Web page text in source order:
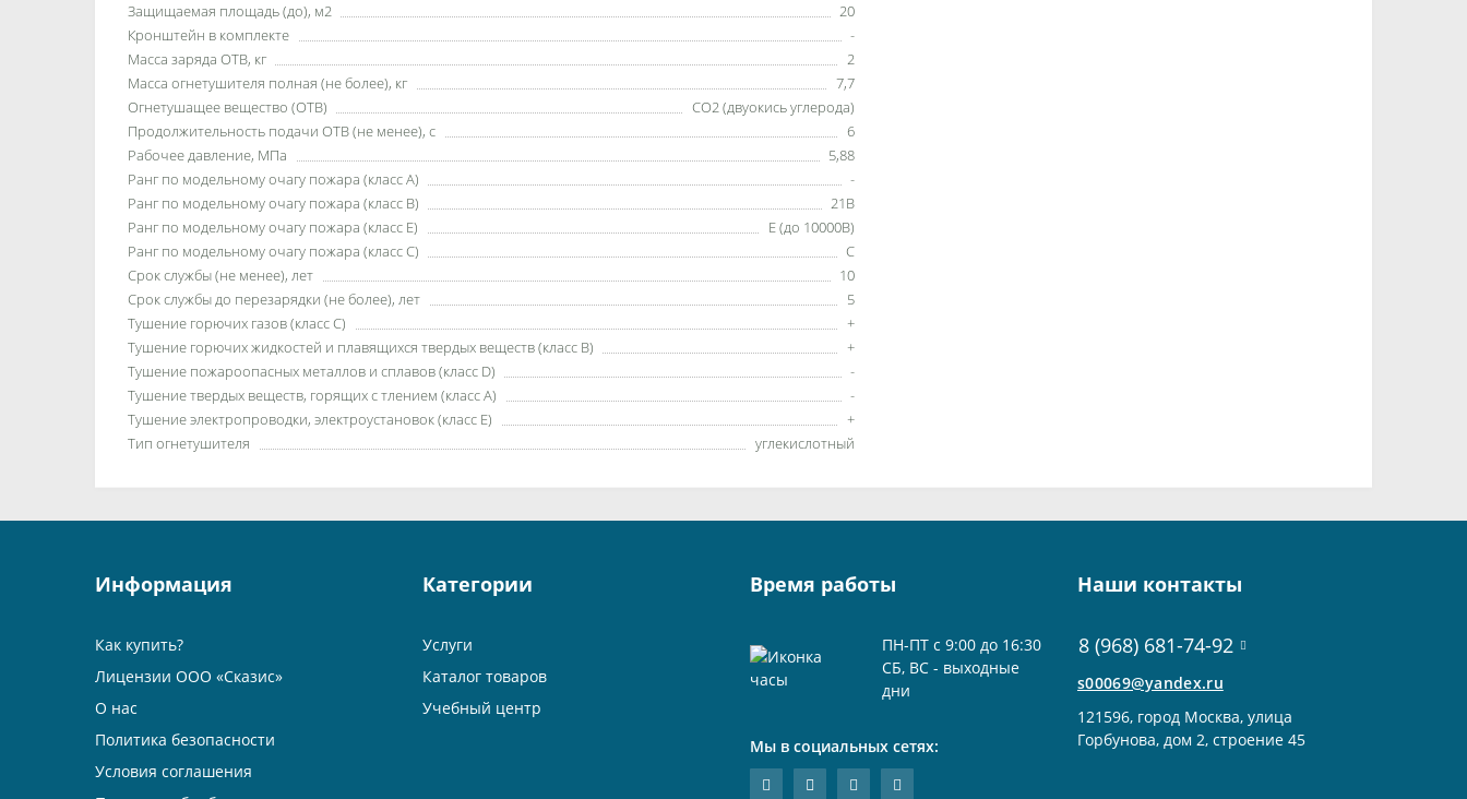
Защищаемая площадь (до), м2
20
Кронштейн в комплекте
-
Масса заряда ОТВ, кг
2
Масса огнетушителя полная (не более), кг
7,7
Огнетушащее вещество (ОТВ)
СО2 (двуокись углерода)
Продолжительность подачи ОТВ (не менее), с
6
Рабочее давление, МПа
5,88
Ранг по модельному очагу пожара (класс А)
-
Ранг по модельному очагу пожара (класс В)
21В
Ранг по модельному очагу пожара (класс Е)
E (до 10000В)
Ранг по модельному очагу пожара (класс С)
С
Срок службы (не менее), лет
10
Срок службы до перезарядки (не более), лет
5
Тушение горючих газов (класс C)
+
Тушение горючих жидкостей и плавящихся твердых веществ (класс B)
+
Тушение пожароопасных металлов и сплавов (класс D)
-
Тушение твердых веществ, горящих с тлением (класс A)
-
Тушение электропроводки, электроустановок (класс E)
+
Тип огнетушителя
углекислотный
Информация
Как купить?
Лицензии ООО «Сказис»
О нас
Политика безопасности
Условия соглашения
Категории
Услуги
Каталог товаров
Учебный центр
Время работы
ПН-ПТ с 9:00 до 16:30
СБ, ВС - выходные
дни
Мы в социальных сетях:
Наши контакты
8 (968) 681-74-92
s00069@yandex.ru
121596, город Москва, улица
Горбунова, дом 2, строение 45